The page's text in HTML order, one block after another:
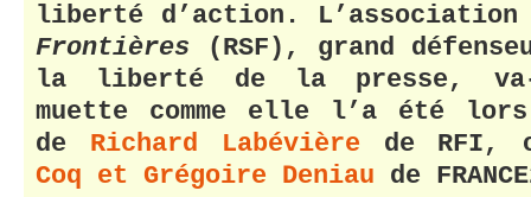
liberté d’action.
Frontières
(RSF), grand
la liberté de la presse,
muette comme elle l’a été
de Richard Labévière de RFI,
Coq et Grégoire Deniau de